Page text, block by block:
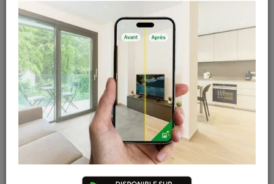
Eurothane G plâtre +
Polyuréthane - 260 x
120 cm - 12 + 40 mm
33,49 € / m² TTC
(3,12 m² / paquet)
En stock
Eurothane G plâtre +
Polyuréthane - 260 x
120 cm - 12 + 100 mm
59,47 € / m²
(3,12 m² / paquet)
185,55€ TTC